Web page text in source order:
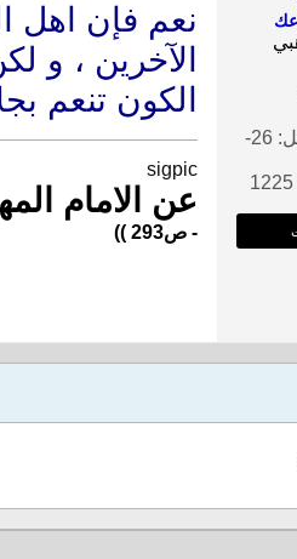
26-
1225
نعم فإن اهل
الآخرين ، و
الكون تنعم
sigpic
عن الامام
- ص293 ))